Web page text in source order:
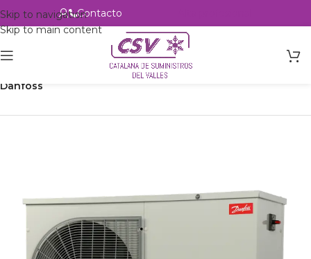
Skip to navigation
Skip to main content
Contacto
Refrigeración Unidades Condensadoras
Danfoss